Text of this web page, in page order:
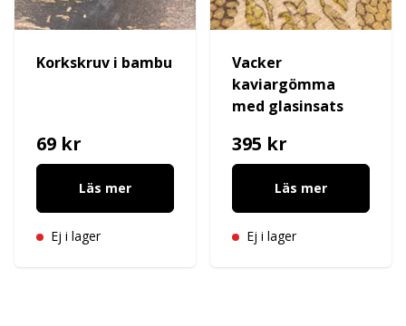
Korkskruv i bambu
69 kr
Läs mer
Ej i lager
Vacker
kaviargömma
med glasinsats
395 kr
Läs mer
Ej i lager